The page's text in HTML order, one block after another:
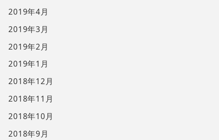
2019年4月
2019年3月
2019年2月
2019年1月
2018年12月
2018年11月
2018年10月
2018年9月